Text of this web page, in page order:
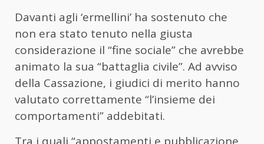
Davanti agli ‘ermellini’ ha sostenuto che
non era stato tenuto nella giusta
considerazione il “fine sociale” che avrebbe
animato la sua “battaglia civile”. Ad avviso
della Cassazione, i giudici di merito hanno
valutato correttamente “l’insieme dei
comportamenti” addebitati.
Tra i quali “appostamenti e pubblicazione